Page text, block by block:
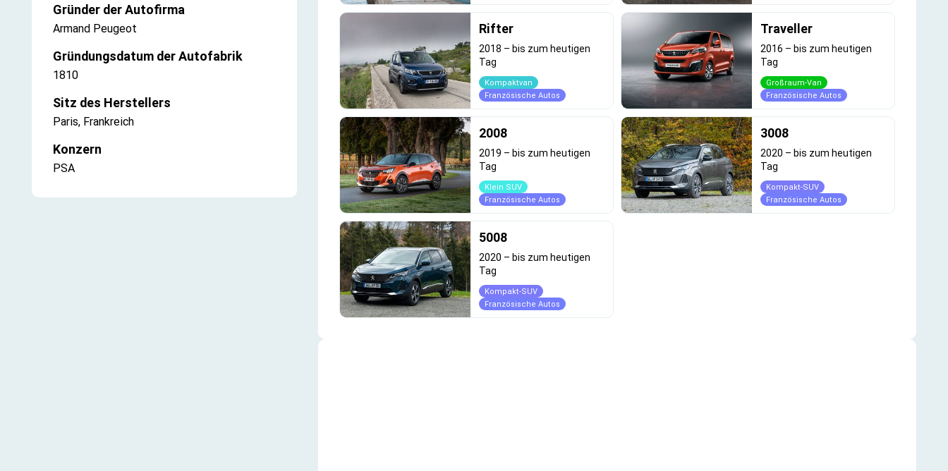
Gründer der Autofirma
Armand Peugeot
Gründungsdatum der Autofabrik
1810
Sitz des Herstellers
Paris, Frankreich
Konzern
PSA
Rifter
2018 – bis zum heutigen
Tag
Kompaktvan
Französische Autos
Traveller
2016 – bis zum heutigen
Tag
Großraum-Van
Französische Autos
2008
2019 – bis zum heutigen
Tag
Klein SUV
Französische Autos
3008
2020 – bis zum heutigen
Tag
Kompakt-SUV
Französische Autos
5008
2020 – bis zum heutigen
Tag
Kompakt-SUV
Französische Autos